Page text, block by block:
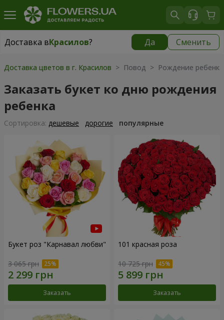
Доставка вКрасилов? Да Сменить
Доставка вКрасилов|
Доставка цветов в г. Красилов > Повод > Рождение ребенка
Заказать букет ко дню рождения
ребенка
Cортировка: дешевые дорогие популярные
Букет роз "Карнавал любви"
3 065 грн
Заказать
101 красная роза
10 725 грн
Заказать